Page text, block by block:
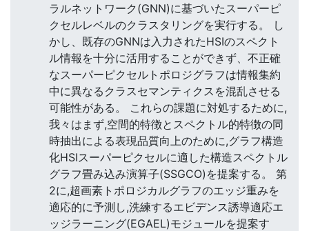
ラルネットワーク(GNN)に基づいたスーパーピ
クセルレベルのクラスタリングを実行する。 し
かし、既存のGNNは入力されたHSIのスペクト
ル情報を十分に活用することができず、不正確
なスーパーピクセルトポロジグラフは情報集約
中に異なるクラスセマンティクスを混乱させる
可能性がある。 これらの課題に対処するために,
我々はまず,空間的特徴とスペクトル的特徴の同
時抽出による表現品質向上のために,グラフ構造
化HSIスーパーピクセルに適した構造スペクトル
グラフ畳み込み演算子(SSGCO)を提案する。 第
2に,超画素トポロジカルグラフのエッジ重みを
適応的に予測し,洗練するエビデンス誘導適応エ
ッジラーニング(EGAEL)モジュールを提案す